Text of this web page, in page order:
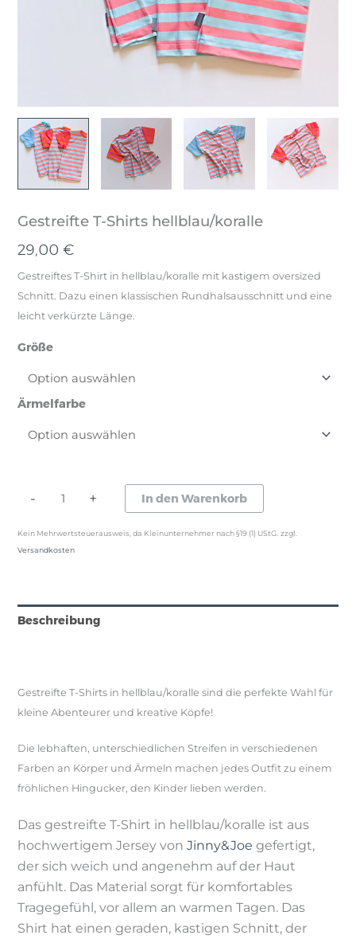
Gestreifte T-Shirts hellblau/koralle
29,00€
Gestreiftes T-Shirt in hellblau/koralle mit kastigem oversized
Schnitt. Dazu einen klassischen Rundhalsausschnitt und eine
leicht verkürzte Länge.
Größe
Ärmelfarbe
-
Gestreifte
Shirts
+ In den Warenkorb
Kein Mehrwertsteuerausweis, da Kleinunternehmer nach §19 (1) UStG. zzgl.
Versandkosten
Beschreibung
Gestreifte T-Shirts in hellblau/koralle sind die perfekte Wahl für
kleine Abenteurer und kreative Köpfe!
Die lebhaften, unterschiedlichen Streifen in verschiedenen
Farben an Körper und Ärmeln machen jedes Outfit zu einem
fröhlichen Hingucker, den Kinder lieben werden.
Das gestreifte T-Shirt in hellblau/koralle ist aus
hochwertigem JerseyvonJinny&Joegefertigt,
der sich weich und angenehm auf der Haut
anfühlt. Das Material sorgt für komfortables
Tragegefühl, vor allem an warmen Tagen. Das
Shirt hat einen geraden, kastigen Schnitt, der